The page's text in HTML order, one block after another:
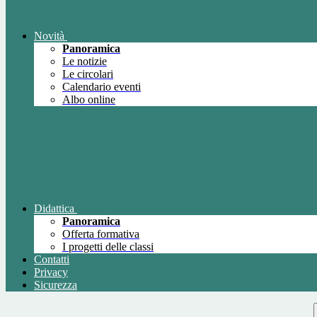
Novità
Panoramica
Le notizie
Le circolari
Calendario eventi
Albo online
Didattica
Panoramica
Offerta formativa
I progetti delle classi
Contatti
Privacy
Sicurezza